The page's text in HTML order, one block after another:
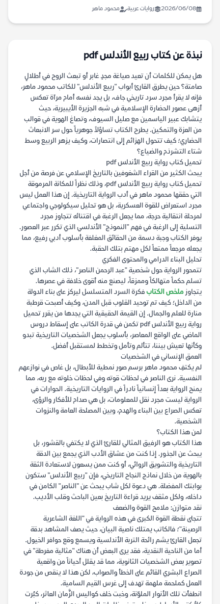
2026/06/08 روايات عربية محمود ماهر
نبذة عن كتاب ربيع الأندلس pdf
هل يمكن للكلمات أن تعيد صياغة مجدٍ غابر أو تبعث الروح في أطلالٍ
صامتة؟ حين يطرق القارئ أبواب "ربيع الأندلس" للكاتب محمود ماهر،
فإنه لا يقرأ مجرد سرد تاريخي جاف، بل يجد نفسه أمام مرآة تعكس
أزهى عصور الحضارة الإسلامية في شبه الجزيرة الأيبيرية، حيث
يتشابك عبير الياسمين مع صليل السيوف، وتصاغ الهوية في قوالب
من العزة والتمكين. يطرح الكتاب تساؤلاً جوهرياً حول سر الانبعاث
الحضاري؛ كيف تتحول الهزائم إلى انتصارات، وكيف يزهر الربيع وسط
شتاء التشرذم والضياع؟
تحميل كتاب رواية ربيع الأندلس pdf
يبحث الكثير من القراء الشغوفين بالتاريخ الإسلامي عن فرصة من أجل
تحميل كتاب رواية ربيع الأندلس pdf، وذلك نظراً للمكانة المرموقة
التي حققها محمود ماهر في أدب الرواية التاريخية. إن هذا العمل ليس
مجرد استعراض للقوة العسكرية، بل هو تحليل سيكولوجي واجتماعي
لمرحلة انتقالية حرجة، مما يجعل الرغبة في اقتنائه تتجاوز مجرد
التسلية إلى الرغبة في فهم "النموذج" الأندلسي الذي تكرر عبر العصور.
يوفر الكتاب وجبة دسمة من الحقائق المغلفة بأسلوب أدبي رفيع، مما
يجعله مرجعاً ممتعاً لكل مهتم بتلك الحقبة.
تحليل البناء الدرامي والمحتوى الفكري
تتمحور الرواية حول شخصية "عبد الرحمن الناصر"، ذلك الشاب الذي
تسلم حكماً متهالكاً وممزقاً، ليصنع منه أقوى خلافة في عصرها.
يتجاوز ملخص الكتابفكرة السرد المتسلسل ليركز على بناء الدولة
من الداخل؛ كيف تم توحيد القلوب قبل المدن، وكيف أصبحت قرطبة
منارة للعلم والجمال. إن القيمة الحقيقية التي يجدها من يقرر تحميل
رواية ربيع الأندلس pdf تكمن في قدرة الكاتب على إسقاط دروس
الماضي على الواقع المعاصر، بأسلوب يجعل الشخصيات التاريخية تبدو
وكأنها تعيش بيننا، تتألم وتأمل وتخطط لمستقبل أفضل.
العمق الإنساني في الشخصيات
لم يكتفِ محمود ماهر برسم صور نمطية للأبطال، بل غاص في نوازعهم
النفسية. نرى الناصر في لحظات قوته وفي لحظات خلوته مع ربه، مما
يمنح الرواية بعداً إنسانياً نادراً في الروايات التاريخية. الحوارات في
الرواية ليست مجرد نقل للمعلومات، بل هي صدام للأفكار والرؤى،
تعكس الصراع بين البناء والهدم، وبين المصلحة العامة والنزوات
الشخصية.
لمن هذا الكتاب؟
هذا الكتاب هو الرفيق المثالي للقارئ الذي لا يكتفي بالقشور، بل
يبحث عن الجذور. إذا كنت من عشاق الأدب الذي يجمع بين الدقة
التاريخية والتشويق الروائي، أو كنت ممن يسعون لاستعادة الثقة
بالهوية من خلال نماذج النجاح التاريخي، فإن "ربيع الأندلس" ستكون
بوابتك المفضلة. هي دعوة لكل شاب يبحث عن "الناصر" الكامن في
داخله، ولكل مثقف يريد قراءة التاريخ بعين الباحث وقلب الأديب.
نقد متوازن: ملامح القوة والضعف
تتجلى نقطة القوة الكبرى في هذه الرواية في "اللغة الشاعرية
الرصينة"؛ فالكاتب يمتلك ناصية البيان، حيث يصف المشاهد بدقة
تجعل القارئ يشم رائحة التربة الأندلسية ويسمع وقع حوافر الخيول.
أما من الناحية النقدية، فقد يرى البعض أن هناك "مثالية مفرطة" في
تصوير بعض الشخصيات الثانوية، مما قد يقلل أحياناً من واقعية
الصراع البشري القائم على الخطأ والصواب، لكن هذا لا ينقص من جودة
العمل كملحمة ملهمة تهدف إلى غرس القيم السامية.
انطفأت تلك الأنوار الملوّنة، وخبت خلف كواليس الزَّمان العاثر، كبُرت